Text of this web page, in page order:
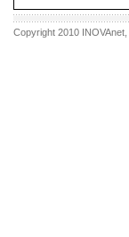
Copyright 2010 INOVAnet